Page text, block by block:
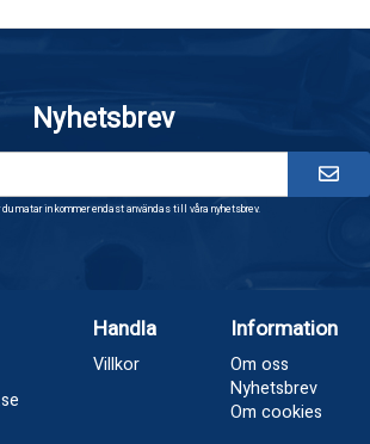
Nyhetsbrev
du matar in kommer endast användas till våra nyhetsbrev.
Handla
Villkor
Information
Om oss
Nyhetsbrev
Om cookies